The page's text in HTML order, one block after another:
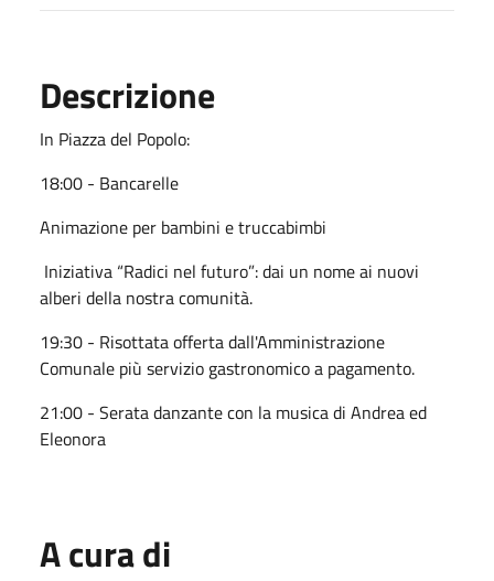
Descrizione
In Piazza del Popolo:
18:00 - Bancarelle
Animazione per bambini e truccabimbi
Iniziativa “Radici nel futuro”: dai un nome ai nuovi
alberi della nostra comunità.
19:30 - Risottata offerta dall'Amministrazione
Comunale più servizio gastronomico a pagamento.
21:00 - Serata danzante con la musica di Andrea ed
Eleonora
A cura di